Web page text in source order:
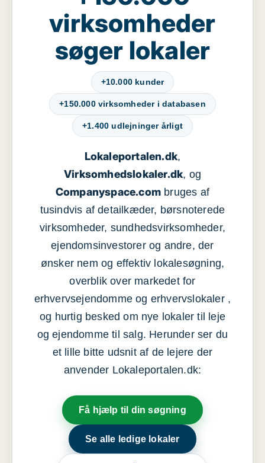
virksomheder
søger lokaler
+10.000 kunder
+150.000 virksomheder i databasen
+1.400 udlejninger årligt
Lokaleportalen.dk,
Virksomhedslokaler.dk, og
Companyspace.com bruges af
tusindvis af detailkæder, børsnoterede
virksomheder, sundhedsvirksomheder,
ejendomsinvestorer og andre, der
ønsker nem og effektiv lokalesøgning,
overblik over markedet for
erhvervsejendomme og erhvervslokaler ,
og hurtig besked om nye lokaler til leje
og ejendomme til salg. Herunder ser du
et lille bitte udsnit af de lejere der
anvender Lokaleportalen.dk:
Få hjælp til din søgning
Se alle ledige lokaler